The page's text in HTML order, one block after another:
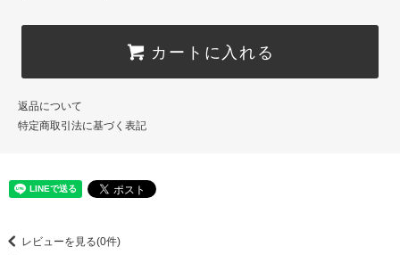
カートに入れる
返品について
特定商取引法に基づく表記
レビューを見る(0件)